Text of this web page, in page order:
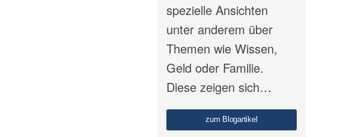
spezielle Ansichten
unter anderem über
Themen wie Wissen,
Geld oder Familie.
Diese zeigen sich…
zum Blogartikel